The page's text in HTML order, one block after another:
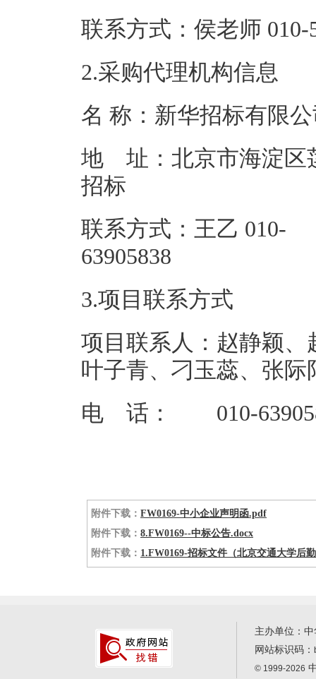
联系方式：侯老
2.采购代理机构信息
名 称：新
地 址：北京市海淀区
招
联系方式：王乙 010-
3.项目联系方式
项目联系人：赵静颖
叶子青、刁玉蕊、张际
电 话： 010-
附件下载： FW0169-中小企业声明函.pdf
附件下载： 8.FW0169--中标公告.docx
附件下载： 1.FW0169-招标文件（北京交通大学后
主办单位：
网站标识码：
© 1999-2026